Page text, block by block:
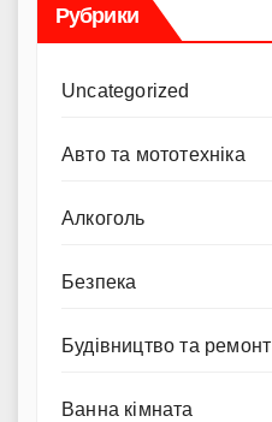
Рубрики
Uncategorized
Авто та мототехніка
Алкоголь
Безпека
Будівництво та ремонт
Ванна кімната